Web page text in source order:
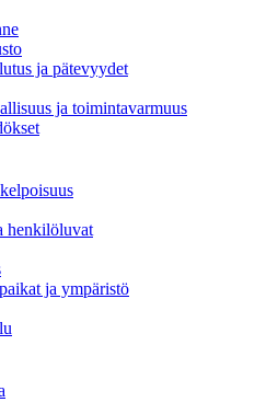
ja pätevyydet
ja toimintavarmuus
henkilöluvat
ja ympäristö